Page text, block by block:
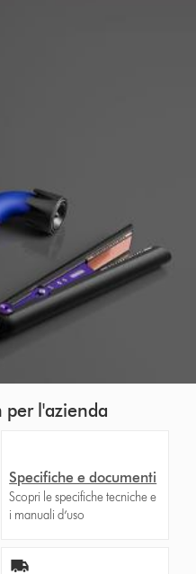
per l'azienda
Specifiche e documenti
Scopri le specifiche tecniche e
i manuali d’uso